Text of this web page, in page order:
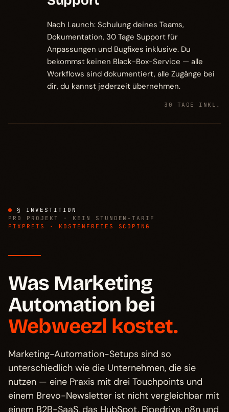
Nach Launch: Schulung deines Teams,
Dokumentation, 30 Tage Support für
Anpassungen und Bugfixes inklusive. Du
bekommst keinen Black-Box-Service — alle
Workflows sind dokumentiert, alle Zugänge bei
dir, du kannst jederzeit übernehmen.
30 TAGE INKL.
§ INVESTITION
PRO PROJEKT · KEIN STUNDEN-TARIF
FIXPREIS · KOSTENFREIES SCOPING
Was Marketing
Automation bei
Webweezl kostet.
Marketing-Automation-Setups sind so
unterschiedlich wie die Unternehmen, die sie
nutzen — eine Praxis mit drei Touchpoints und
einem Brevo-Newsletter ist nicht vergleichbar mit
einem B2B-SaaS, das HubSpot, Pipedrive, n8n und